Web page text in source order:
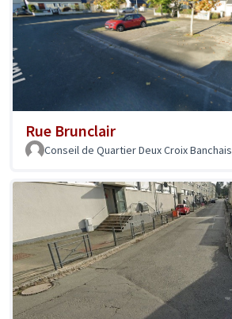
Rue Brunclair
Conseil de Quartier Deux Croix Banchais